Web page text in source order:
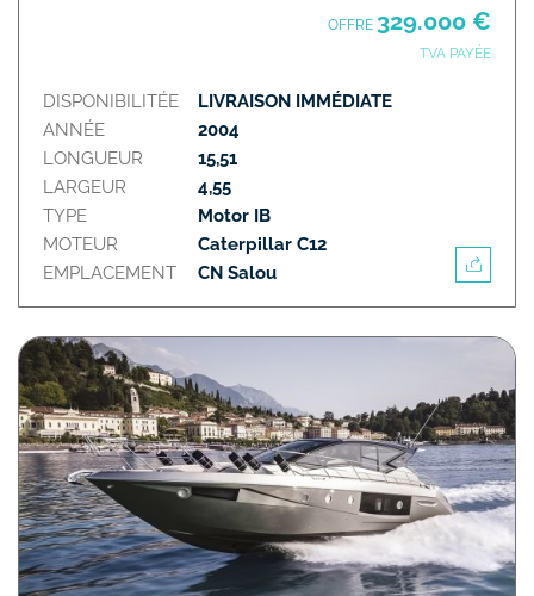
OFFRE 329.000 €
TVA PAYÉE
DISPONIBILITÉE
ANNÉE
LONGUEUR
LARGEUR
TYPE
MOTEUR
EMPLACEMENT
LIVRAISON IMMÉDIATE
2004
15,51
4,55
Motor IB
Caterpillar C12
CN Salou